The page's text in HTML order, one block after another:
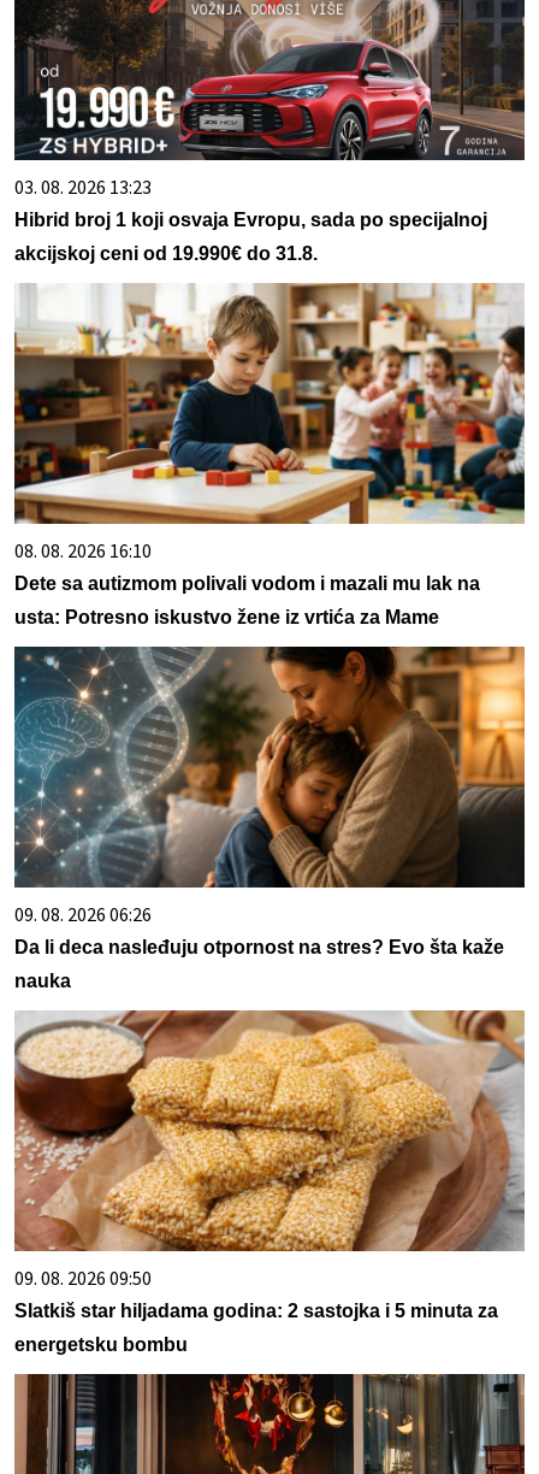
03. 08. 2026 13:23
Hibrid broj 1 koji osvaja Evropu, sada po specijalnoj
akcijskoj ceni od 19.990€ do 31.8.
08. 08. 2026 16:10
Dete sa autizmom polivali vodom i mazali mu lak na
usta: Potresno iskustvo žene iz vrtića za Mame
09. 08. 2026 06:26
Da li deca nasleđuju otpornost na stres? Evo šta kaže
nauka
09. 08. 2026 09:50
Slatkiš star hiljadama godina: 2 sastojka i 5 minuta za
energetsku bombu